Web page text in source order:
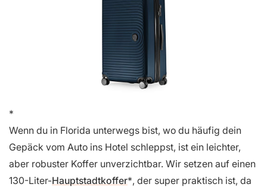
Wenn du in Florida unterwegs bist, wo du häufig dein
Gepäck vom Auto ins Hotel schleppst, ist ein leichter,
aber robuster Koffer unverzichtbar. Wir setzen auf einen
130-Liter-Hauptstadtkoffer , der super praktisch ist, da